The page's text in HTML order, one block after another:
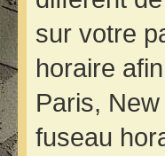
sur votre
horaire
Paris,
fuseau